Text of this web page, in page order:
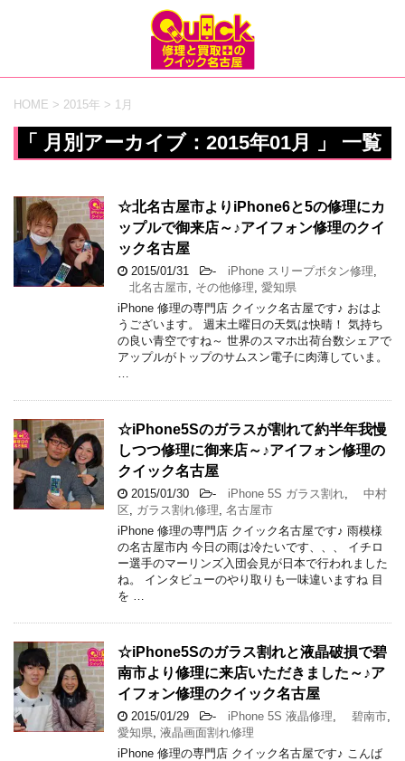
HOME > 2015年 > 1月
「 月別アーカイブ：2015年01月 」 一覧
☆北名古屋市よりiPhone6と5の修理にカ
ップルで御来店～♪アイフォン修理のクイ
ック名古屋
2015/01/31 - iPhone スリープボタン修理
北名古屋市 その他修理 愛知県
iPhone 修理の専門店 クイック名古屋です♪ おはよ
うございます。 週末土曜日の天気は快晴！ 気持ち
の良い青空ですね～ 世界のスマホ出荷台数シェアで
アップルがトップのサムスン電子に肉薄していま。
☆iPhone5Sのガラスが割れて約半年我慢
しつつ修理に御来店～♪アイフォン修理の
クイック名古屋
2015/01/30 - iPhone 5S ガラス割れ
中村
区
ガラス割れ修理 名古屋市
iPhone 修理の専門店 クイック名古屋です♪ 雨模様
の名古屋市内 今日の雨は冷たいです、、、 イチロ
ー選手のマーリンズ入団会見が日本で行われました
ね。 インタビューのやり取りも一味違いますね 目
を …
☆iPhone5Sのガラス割れと液晶破損で碧
南市より修理に来店いただきました～♪ア
イフォン修理のクイック名古屋
2015/01/29 - iPhone 5S 液晶修理 碧南市
愛知県 液晶画面割れ修理
iPhone 修理の専門店 クイック名古屋です♪ こんば